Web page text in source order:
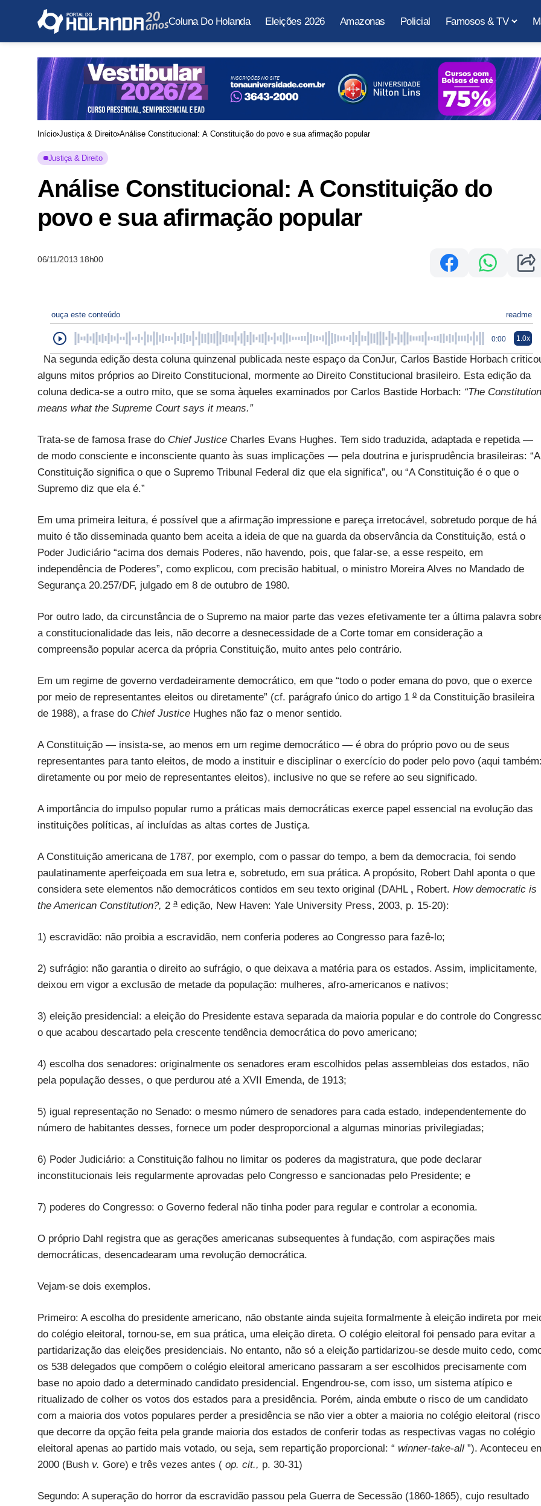
Coluna Do Holanda Eleições 2026 Amazonas Policial Famosos & TV
Início Justiça & Direito Análise Constitucional: A Constituição do povo e sua afirmação popular
Justiça & Direito
Análise Constitucional: A Constituição do
povo e sua afirmação popular
06/11/2013 18h00
ouça este conteúdo readme
0:00 1.0x
Na segunda edição desta coluna quinzenal publicada neste espaço da ConJur, Carlos Bastide Horbach
alguns mitos próprios ao Direito Constitucional, mormente ao Direito Constitucional brasileiro. Esta edição da
coluna dedica-se a outro mito, que se soma àqueles examinados por Carlos Bastide Horbach: “The Constitution
means what the Supreme Court says it means.”
Trata-se de famosa frase do Chief Justice Charles Evans Hughes. Tem sido traduzida, adaptada e repetida —
de modo consciente e inconsciente quanto às suas implicações — pela doutrina e jurisprudência brasileiras: “A
Constituição significa o que o Supremo Tribunal Federal diz que ela significa”, ou “A Constituição é o que o
Supremo diz que ela é.”
Em uma primeira leitura, é possível que a afirmação impressione e pareça irretocável, sobretudo porque de há
muito é tão disseminada quanto bem aceita a ideia de que na guarda da observância da Constituição, está o
Poder Judiciário “acima dos demais Poderes, não havendo, pois, que falar-se, a esse respeito, em
independência de Poderes”, como explicou, com precisão habitual, o ministro Moreira Alves no Mandado de
Segurança 20.257/DF, julgado em 8 de outubro de 1980.
Por outro lado, da circunstância de o Supremo na maior parte das vezes efetivamente ter a última palavra
a constitucionalidade das leis, não decorre a desnecessidade de a Corte tomar em consideração a
compreensão popular acerca da própria Constituição, muito antes pelo contrário.
Em um regime de governo verdadeiramente democrático, em que “todo o poder emana do povo, que o exerce
por meio de representantes eleitos ou diretamente” (cf. parágrafo único do artigo 1 o da Constituição brasileira
de 1988), a frase do Chief Justice Hughes não faz o menor sentido.
A Constituição — insista-se, ao menos em um regime democrático — é obra do próprio povo ou de seus
representantes para tanto eleitos, de modo a instituir e disciplinar o exercício do poder pelo povo (aqui
diretamente ou por meio de representantes eleitos), inclusive no que se refere ao seu significado.
A importância do impulso popular rumo a práticas mais democráticas exerce papel essencial na evolução das
instituições políticas, aí incluídas as altas cortes de Justiça.
A Constituição americana de 1787, por exemplo, com o passar do tempo, a bem da democracia, foi sendo
paulatinamente aperfeiçoada em sua letra e, sobretudo, em sua prática. A propósito, Robert Dahl aponta o que
considera sete elementos não democráticos contidos em seu texto original (DAHL , Robert. How democratic is
the American Constitution?, 2 aedição, New Haven: Yale University Press, 2003, p. 15-20):
1) escravidão: não proibia a escravidão, nem conferia poderes ao Congresso para fazê-lo;
2) sufrágio: não garantia o direito ao sufrágio, o que deixava a matéria para os estados. Assim, implicitamente,
deixou em vigor a exclusão de metade da população: mulheres, afro-americanos e nativos;
3) eleição presidencial: a eleição do Presidente estava separada da maioria popular e do controle do
o que acabou descartado pela crescente tendência democrática do povo americano;
4) escolha dos senadores: originalmente os senadores eram escolhidos pelas assembleias dos estados, não
pela população desses, o que perdurou até a XVII Emenda, de 1913;
5) igual representação no Senado: o mesmo número de senadores para cada estado, independentemente do
número de habitantes desses, fornece um poder desproporcional a algumas minorias privilegiadas;
6) Poder Judiciário: a Constituição falhou no limitar os poderes da magistratura, que pode declarar
inconstitucionais leis regularmente aprovadas pelo Congresso e sancionadas pelo Presidente; e
7) poderes do Congresso: o Governo federal não tinha poder para regular e controlar a economia.
O próprio Dahl registra que as gerações americanas subsequentes à fundação, com aspirações mais
democráticas, desencadearam uma revolução democrática.
Vejam-se dois exemplos.
Primeiro: A escolha do presidente americano, não obstante ainda sujeita formalmente à eleição indireta por
do colégio eleitoral, tornou-se, em sua prática, uma eleição direta. O colégio eleitoral foi pensado para evitar a
partidarização das eleições presidenciais. No entanto, não só a eleição partidarizou-se desde muito cedo,
os 538 delegados que compõem o colégio eleitoral americano passaram a ser escolhidos precisamente com
base no apoio dado a determinado candidato presidencial. Engendrou-se, com isso, um sistema atípico e
ritualizado de colher os votos dos estados para a presidência. Porém, ainda embute o risco de um candidato
com a maioria dos votos populares perder a presidência se não vier a obter a maioria no colégio eleitoral (risco
que decorre da opção feita pela grande maioria dos estados de conferir todas as respectivas vagas no colégio
eleitoral apenas ao partido mais votado, ou seja, sem repartição proporcional: “ winner-take-all ”). Aconteceu
2000 (Bush v. Gore) e três vezes antes ( op. cit., p. 30-31)
Segundo: A superação do horror da escravidão passou pela Guerra de Secessão (1860-1865), cujo resultado